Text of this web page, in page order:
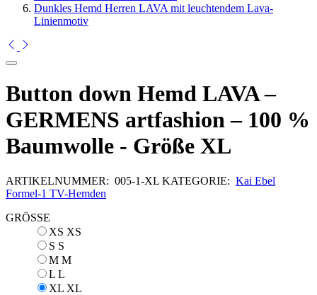
Dunkles Hemd Herren LAVA mit leuchtendem Lava-
Linienmotiv
Button down Hemd LAVA –
GERMENS artfashion – 100 %
Baumwolle - Größe XL
ARTIKELNUMMER: 005-1-XL KATEGORIE: Kai Ebel
Formel-1 TV-Hemden
GRÖSSE
XS XS
S S
M M
L L
XL XL